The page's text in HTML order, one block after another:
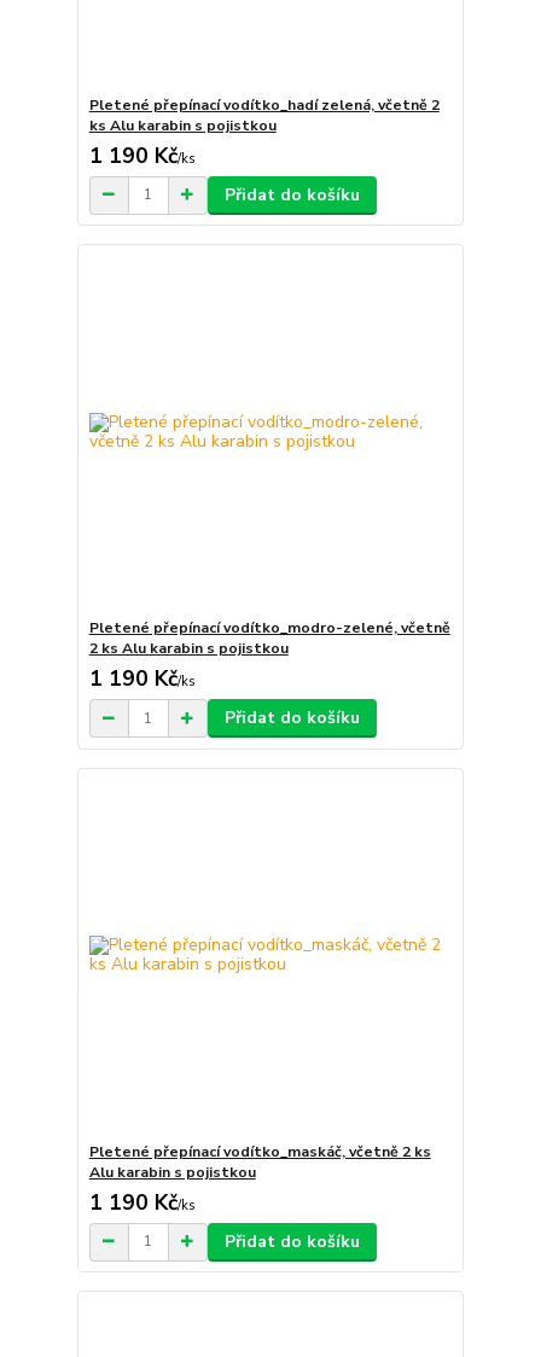
Pletené přepínací vodítko_hadí zelená, včetně 2
ks Alu karabin s pojistkou
1 190 Kč/ks
Přidat do košíku
Pletené přepínací vodítko_modro-zelené, včetně
2 ks Alu karabin s pojistkou
1 190 Kč/ks
Přidat do košíku
Pletené přepínací vodítko_maskáč, včetně 2 ks
Alu karabin s pojistkou
1 190 Kč/ks
Přidat do košíku